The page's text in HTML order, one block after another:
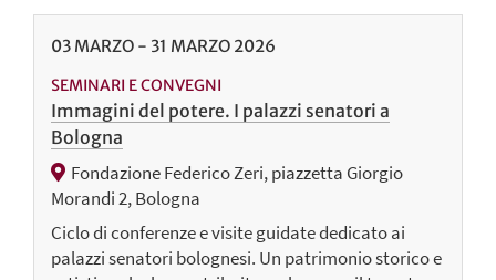
03 MARZO - 31 MARZO 2026
SEMINARI E CONVEGNI
Immagini del potere. I palazzi senatori a
Bologna
Fondazione Federico Zeri, piazzetta Giorgio
Morandi 2, Bologna
Ciclo di conferenze e visite guidate dedicato ai
palazzi senatori bolognesi. Un patrimonio storico e